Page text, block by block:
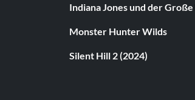
Indiana Jones und der
Monster Hunter Wilds
Silent Hill 2 (2024)